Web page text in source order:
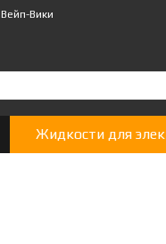
Вейп-Вики
Жидкости для